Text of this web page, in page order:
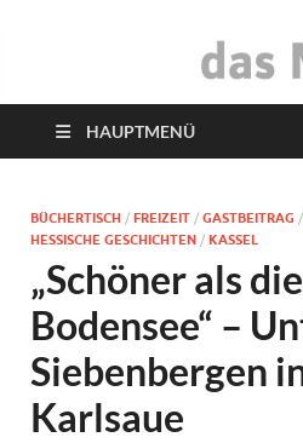
das
HAUPTMENÜ
BÜCHERTISCH / FREIZEIT / GASTBEITRAG /
HESSISCHE GESCHICHTEN / KASSEL
„Schöner als
Bodensee“ –
Siebenbergen
Karlsaue